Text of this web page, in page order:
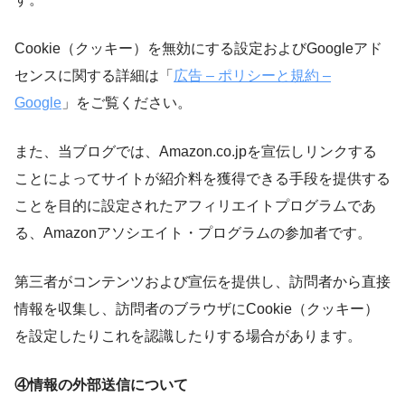
Cookie（クッキー）を無効にする設定およびGoogleアド
センスに関する詳細は「 広告 – ポリシーと規約 –
Google 」をご覧ください。
また、当ブログでは、Amazon.co.jpを宣伝しリンクする
ことによってサイトが紹介料を獲得できる手段を提供する
ことを目的に設定されたアフィリエイトプログラムであ
る、Amazonアソシエイト・プログラムの参加者です。
第三者がコンテンツおよび宣伝を提供し、訪問者から直接
情報を収集し、訪問者のブラウザにCookie（クッキー）
を設定したりこれを認識したりする場合があります。
④情報の外部送信について